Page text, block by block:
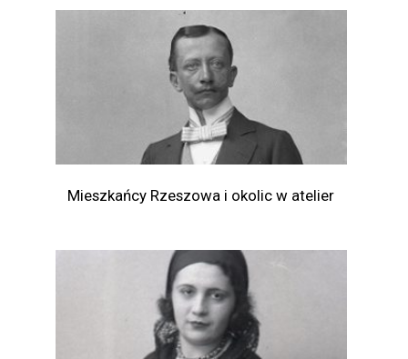
Mieszkańcy Rzeszowa i okolic w atelier